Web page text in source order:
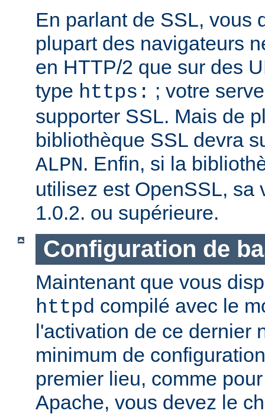
En parlant de SSL, vous
plupart des navigateurs
en HTTP/2 que sur des
type https: ; votre
supporter SSL. Mais de
bibliothèque SSL devra
ALPN. Enfin, si la
utilisez est OpenSSL, sa
1.0.2. ou supérieure.
Configuration de
Maintenant que vous
httpd compilé avec le
l'activation de ce dernier
minimum de
premier lieu, comme
Apache, vous devez le